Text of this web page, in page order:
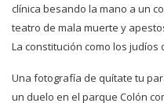
clínica besando la mano a un
teatro de mala muerte y
La constitución como los judíos
Una fotografía de quítate tu
un duelo en el parque Colón